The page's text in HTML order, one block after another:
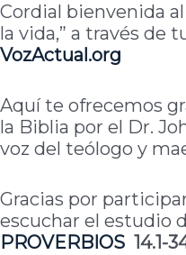
Cordial bienvenida
la vida,” a través de
VozActual.org
Aquí te ofrecemos
la Biblia por el Dr.
voz del teólogo y
Gracias por
escuchar el estudio
PROVERBIOS 14.1-